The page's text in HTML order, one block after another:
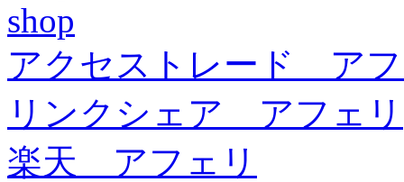
shop
アクセストレード ア
リンクシェア アフェリ
楽天 アフェリ